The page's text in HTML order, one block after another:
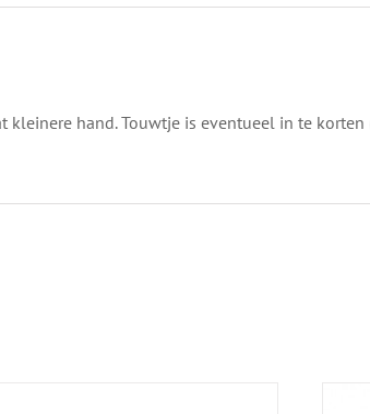
kleinere hand. Touwtje is eventueel in te